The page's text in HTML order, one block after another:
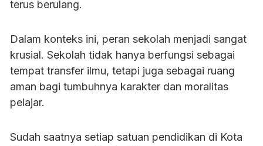
terus berulang.
Dalam konteks ini, peran sekolah menjadi sangat
krusial. Sekolah tidak hanya berfungsi sebagai
tempat transfer ilmu, tetapi juga sebagai ruang
aman bagi tumbuhnya karakter dan moralitas
pelajar.
Sudah saatnya setiap satuan pendidikan di Kota